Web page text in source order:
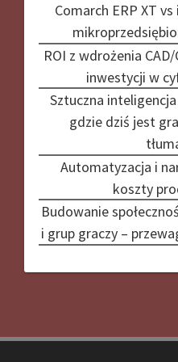
Comarch ERP XT
ROI z wdrożenia
inwestycji w
Sztuczna
gdzie dziś jest
Automatyzacja i
koszty
Budowanie
i grup graczy –